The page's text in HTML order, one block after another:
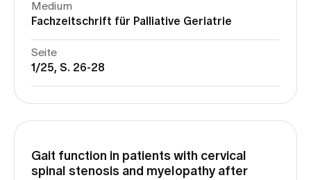
Medium
Fachzeitschrift für Palliative Geriatrie
Seite
1/25, S. 26-28
Gait function in patients with cervical
spinal stenosis and myelopathy after